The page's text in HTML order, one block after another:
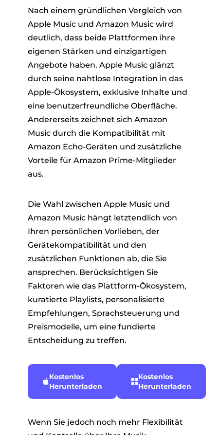
Nach einem gründlichen Vergleich von
Apple Music und Amazon Music wird
deutlich, dass beide Plattformen ihre
eigenen Stärken und einzigartigen
Angebote haben. Apple Music glänzt
durch seine nahtlose Integration in das
Apple-Ökosystem, exklusive Inhalte und
eine benutzerfreundliche Oberfläche.
Andererseits zeichnet sich Amazon
Music durch die Kompatibilität mit
Amazon Echo-Geräten und zusätzliche
Vorteile für Amazon Prime-Mitglieder
aus.
Die Wahl zwischen Apple Music und
Amazon Music hängt letztendlich von
Ihren persönlichen Vorlieben, der
Gerätekompatibilität und den
zusätzlichen Funktionen ab, die Sie
ansprechen. Berücksichtigen Sie
Faktoren wie das Plattform-Ökosystem,
kuratierte Playlists, personalisierte
Empfehlungen, Sprachsteuerung und
Preismodelle, um eine fundierte
Entscheidung zu treffen.
Kostenlos
Herunterladen
Kostenlos
Herunterladen
Wenn Sie jedoch noch mehr Flexibilität